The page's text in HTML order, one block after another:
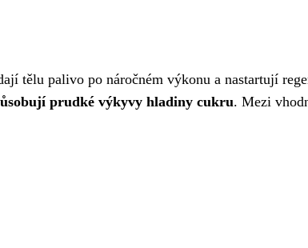
tělu palivo po náročném výkonu a nastartují
prudké výkyvy hladiny cukru. Mezi